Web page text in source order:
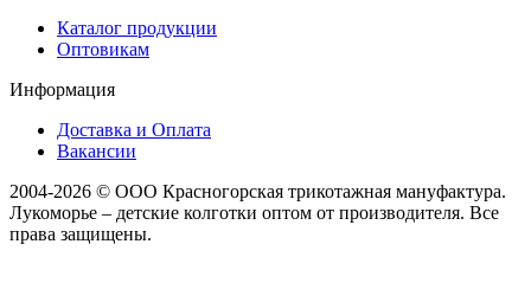
Каталог продукции
Оптовикам
Информация
Доставка и Оплата
Вакансии
2004-2026 © ООО Красногорская трикотажная мануфактура.
Лукоморье – детские колготки оптом от производителя. Все
права защищены.